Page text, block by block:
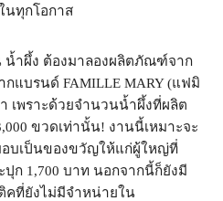
นทุกโอกาส
น้ำผึ้ง ต้องมาลองผลิตภัณฑ์จาก
กแบรนด์ FAMILLE MARY (แฟมิ
เพราะด้วยจำนวนน้ำผึ้งที่ผลิต
ขวดเท่านั้น! งานนี้เหมาะจะ
อบเป็นของขวัญให้แก่ผู้ใหญ่ที่
ก 1,700 บาท นอกจากนี้ก็ยังมี
ที่ยังไม่มีจำหน่ายใน